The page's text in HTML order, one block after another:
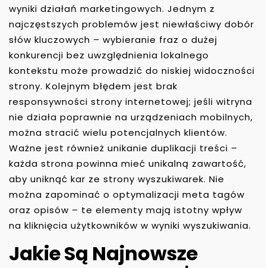
wyniki działań marketingowych. Jednym z
najczęstszych problemów jest niewłaściwy dobór
słów kluczowych – wybieranie fraz o dużej
konkurencji bez uwzględnienia lokalnego
kontekstu może prowadzić do niskiej widoczności
strony. Kolejnym błędem jest brak
responsywności strony internetowej; jeśli witryna
nie działa poprawnie na urządzeniach mobilnych,
można stracić wielu potencjalnych klientów.
Ważne jest również unikanie duplikacji treści –
każda strona powinna mieć unikalną zawartość,
aby uniknąć kar ze strony wyszukiwarek. Nie
można zapominać o optymalizacji meta tagów
oraz opisów – te elementy mają istotny wpływ
na kliknięcia użytkowników w wyniki wyszukiwania.
Jakie Są Najnowsze